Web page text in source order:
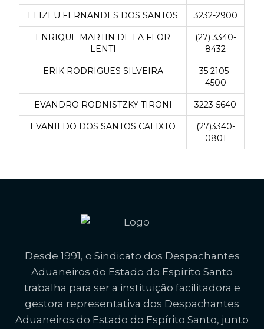
ELIZEU FERNANDES DOS SANTOS 3232-2900
ENRIQUE MARTIN DE LA FLOR
LENTI
(27) 3340-
8432
ERIK RODRIGUES SILVEIRA
35 2105-
4500
EVANDRO RODNISTZKY TIRONI 3223-5640
EVANILDO DOS SANTOS CALIXTO
(27)3340-
0801
Desde 1991, o Sindicato dos Despachantes
Aduaneiros do Estado do Espírito Santo
trabalha para ser a instituição facilitadora e
gestora representativa dos Despachantes
Aduaneiros do Estado do Espírito Santo, junto